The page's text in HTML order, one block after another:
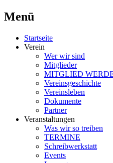
Menü
Zum
Inhalt
Startseite
Verein
Wer wir sind
Mitglieder
MITGLIED
Vereinsgeschichte
Vereinsleben
Dokumente
Partner
Veranstaltungen
Was wir so treiben
TERMINE
Schreibwerkstatt
Events